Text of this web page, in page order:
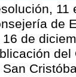
11
de
16 de
del
San